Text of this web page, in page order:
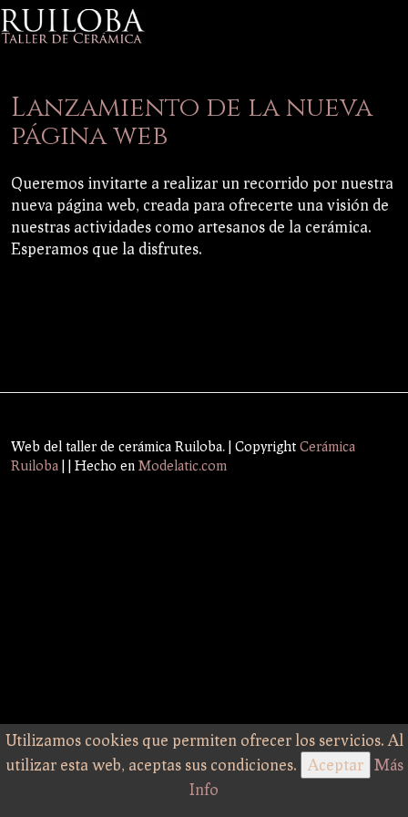
Lanzamiento de la nueva
página web
Queremos invitarte a realizar un recorrido por nuestra
nueva página web, creada para ofrecerte una visión de
nuestras actividades como artesanos de la cerámica.
Esperamos que la disfrutes.
Web del taller de cerámica Ruiloba. | Copyright Cerámica
Ruiloba | | Hecho en Modelatic.com
Utilizamos cookies que permiten ofrecer los servicios. Al
utilizar esta web, aceptas sus condiciones.
Aceptar Más
Info